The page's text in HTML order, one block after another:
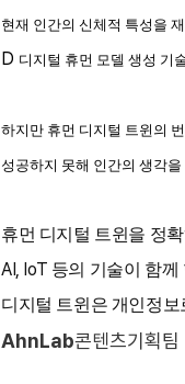
현재 인간의 신체적 특성을
D 디지털 휴먼 모델 생성 기
하지만 휴먼 디지털 트윈의
성공하지 못해 인간의 생각
휴먼 디지털 트윈을 정
AI, IoT 등의 기술이 함께
디지털 트윈은 개인정보
AhnLab콘텐츠기획팀